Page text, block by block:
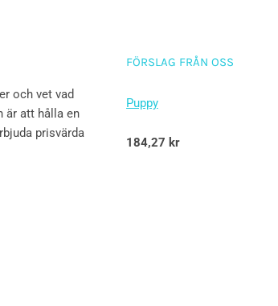
och vet vad
är att hålla en
prisvärda
FÖRSLAG FRÅN OSS
Puppy
Betygsatt
5.00
184,27 kr